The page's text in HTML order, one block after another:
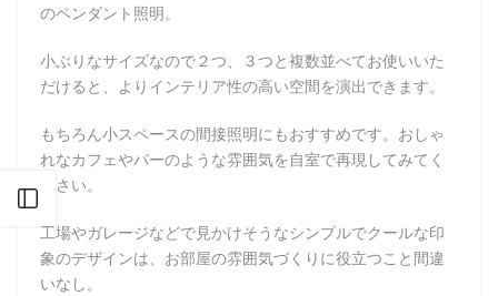
のペンダント照明。
小ぶりなサイズなので２つ、３つと複数並べてお使いいた
だけると、よりインテリア性の高い空間を演出できます。
もちろん小スペースの間接照明にもおすすめです。おしゃ
れなカフェやバーのような雰囲気を自室で再現してみてく
ださい。
工場やガレージなどで見かけそうなシンプルでクールな印
象のデザインは、お部屋の雰囲気づくりに役立つこと間違
いなし。
サイドバーを開く